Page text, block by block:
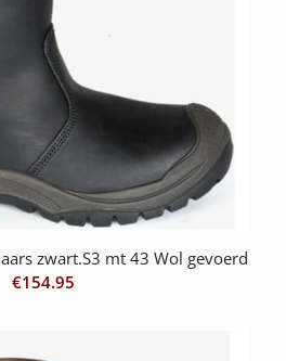
zwart.S3 mt 43 Wol gevoerd
€154.95